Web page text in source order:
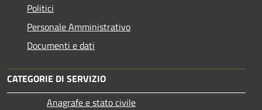
Politici
Personale Amministrativo
Documenti e dati
CATEGORIE DI SERVIZIO
Anagrafe e stato civile